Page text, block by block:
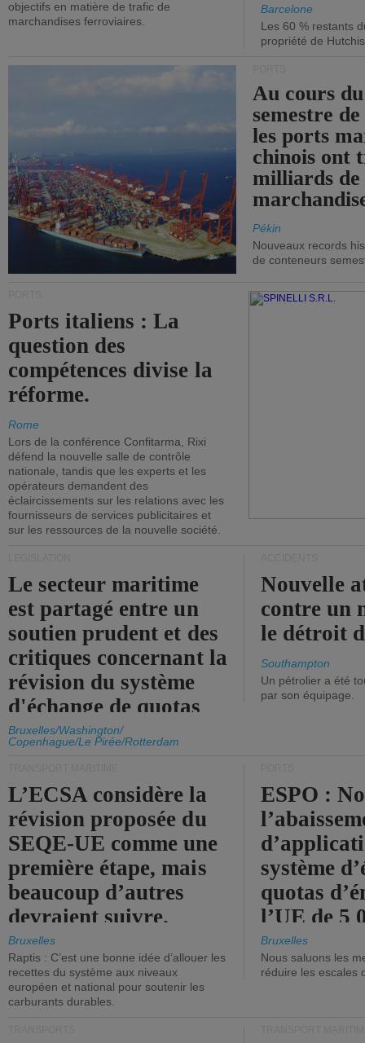
objectifs en matière de trafic de
marchandises ferroviaires.
Barcelone
Les 60 % restants
propriété de
Au cours
semestre
les ports
chinois ont
milliards de
Pékin
Nouveaux records
de conteneurs
Ports italiens : La
question des
compétences divise la
réforme.
Rome
Lors de la conférence Confitarma, Rixi
défend la nouvelle salle de contrôle
nationale, tandis que les experts et les
opérateurs demandent des
éclaircissements sur les relations avec les
fournisseurs de services publicitaires et
sur les ressources de la nouvelle société.
Le secteur maritime
est partagé entre un
soutien prudent et des
critiques concernant la
révision du système
d'échange de quotas
d'émission de l'UE.
Bruxelles/Washington/
Copenhague/Le Pirée/Rotterdam
Nouvelle
contre un
le détroit
Southampton
Un pétrolier a été
par son équipage.
L’ECSA considère la
révision proposée du
SEQE-UE comme une
première étape, mais
beaucoup d’autres
devraient suivre.
Bruxelles
Raptis : C’est une bonne idée d’allouer les
recettes du système aux niveaux
européen et national pour soutenir les
carburants durables.
ESPO :
système
quotas
l’UE de 5
tonneaux
brute.
Bruxelles
Nous saluons les
réduire les escales